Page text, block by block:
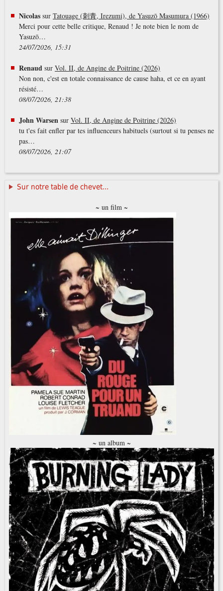
Nicolassur Tatouage (刺青, Irezumi), de Yasuzō Masumura (1966)
Merci pour cette belle critique, Renaud ! Je note bien le nom de
Yasuzō…
24/07/2026, 15:31
Renaud sur Vol. II, de Angine de Poitrine (2026)
Non non, c'est en totale connaissance de cause haha, et ce en ayant
résisté…
08/07/2026, 21:38
John Warsen sur Vol. II, de Angine de Poitrine (2026)
tu t'es fait enfler par tes influenceurs habituels (surtout si tu penses ne
pas…
08/07/2026, 21:07
Sur notre table de chevet...
~ un film ~
~ un album ~